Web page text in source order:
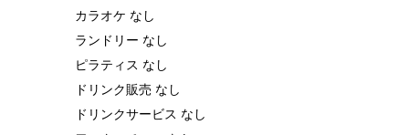
カラオケ なし
ランドリー なし
ピラティス なし
ドリンク販売 なし
ドリンクサービス なし